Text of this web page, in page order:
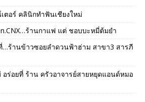
ตอร์ คลินิกทำฟันเชียงใหม่
ร้านกาแฟ แต่ ชอบบะหมี่ต้มยำ
ร้านข้าวซอยลำดวนฟ้าฮ่าม สาขา3 สารภี
อร่อยที่ ร้าน ครัวอาจารย์สายหยุดแอนด์หมอ